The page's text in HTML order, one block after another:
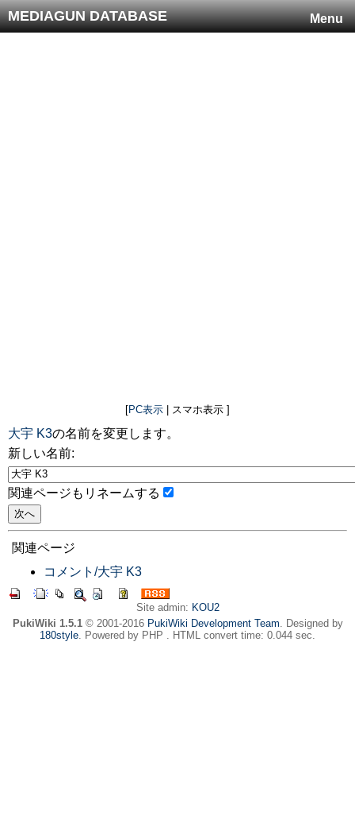
Menu
MEDIAGUN DATABASE
[PC表示 | スマホ表示 ]
大宇 K3の名前を変更します。
新しい名前:
関連ページもリネームする
関連ページ
コメント/大宇 K3
Site admin: KOU2
PukiWiki 1.5.1© 2001-2016 PukiWiki Development Team. Designed by
180style. Powered by PHP . HTML convert time: 0.044 sec.